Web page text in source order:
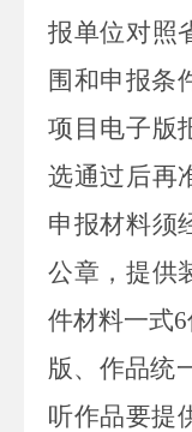
报单位对照
围和申报条
项目电子版
选通过后再
申报材料须
公章，提供
件材料一式6
版、作品统
听作品要提